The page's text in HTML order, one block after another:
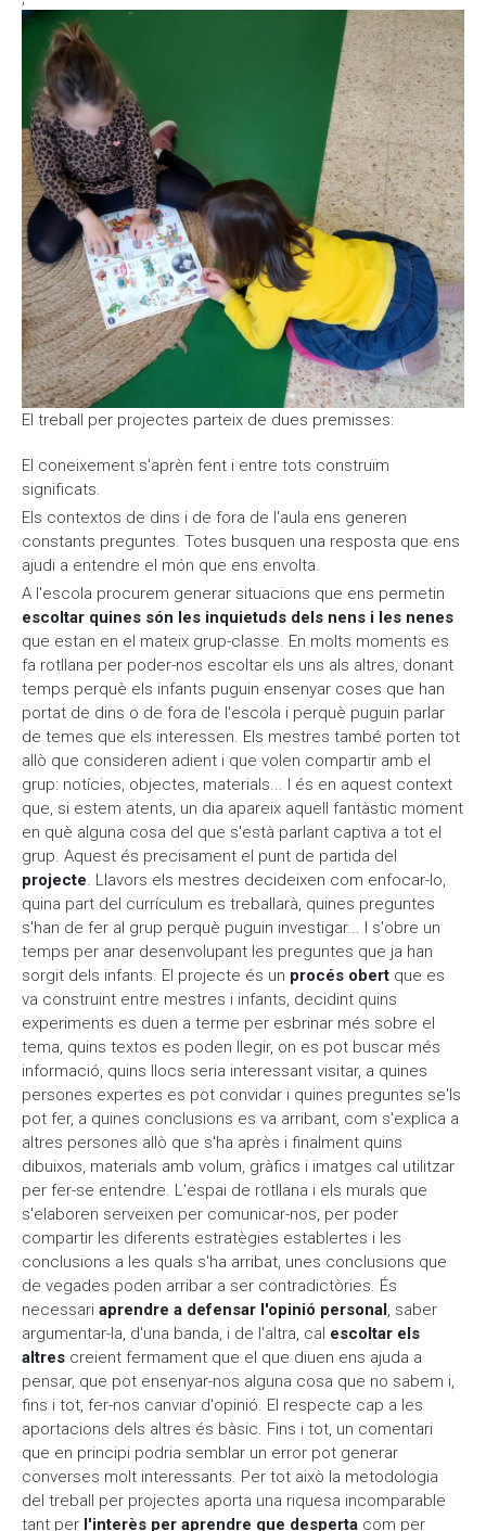
El treball per projectes parteix de dues premisses:
El coneixement s'aprèn fent i entre tots construïm
significats.
Els contextos de dins i de fora de l'aula ens generen
constants preguntes. Totes busquen una resposta que ens
ajudi a entendre el món que ens envolta.
A l'escola procurem generar situacions que ens permetin
escoltar quines són les inquietuds dels nens i les nenes
que estan en el mateix grup-classe. En molts moments es
fa rotllana per poder-nos escoltar els uns als altres, donant
temps perquè els infants puguin ensenyar coses que han
portat de dins o de fora de l'escola i perquè puguin parlar
de temes que els interessen. Els mestres també porten tot
allò que consideren adient i que volen compartir amb el
grup: notícies, objectes, materials... I és en aquest context
que, si estem atents, un dia apareix aquell fantàstic moment
en què alguna cosa del que s'està parlant captiva a tot el
grup. Aquest és precisament el punt de partida del
projecte. Llavors els mestres decideixen com enfocar-lo,
quina part del currículum es treballarà, quines preguntes
s'han de fer al grup perquè puguin investigar... I s'obre un
temps per anar desenvolupant les preguntes que ja han
sorgit dels infants. El projecte és un procés obert que es
va construint entre mestres i infants, decidint quins
experiments es duen a terme per esbrinar més sobre el
tema, quins textos es poden llegir, on es pot buscar més
informació, quins llocs seria interessant visitar, a quines
persones expertes es pot convidar i quines preguntes se'ls
pot fer, a quines conclusions es va arribant, com s'explica a
altres persones allò que s'ha après i finalment quins
dibuixos, materials amb volum, gràfics i imatges cal utilitzar
per fer-se entendre. L'espai de rotllana i els murals que
s'elaboren serveixen per comunicar-nos, per poder
compartir les diferents estratègies establertes i les
conclusions a les quals s'ha arribat, unes conclusions que
de vegades poden arribar a ser contradictòries. És
necessari aprendre a defensar l'opinió personal, saber
argumentar-la, d'una banda, i de l'altra, cal escoltar els
altres creient fermament que el que diuen ens ajuda a
pensar, que pot ensenyar-nos alguna cosa que no sabem i,
fins i tot, fer-nos canviar d'opinió. El respecte cap a les
aportacions dels altres és bàsic. Fins i tot, un comentari
que en principi podria semblar un error pot generar
converses molt interessants. Per tot això la metodologia
del treball per projectes aporta una riquesa incomparable
tant per l'interès per aprendre que desperta com per